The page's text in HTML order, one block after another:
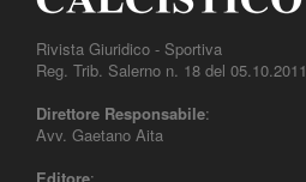
Rivista Giuridico - Sportiva
Reg. Trib. Salerno n. 18 del 05.10.2011
Direttore Responsabile:
Avv. Gaetano Aita